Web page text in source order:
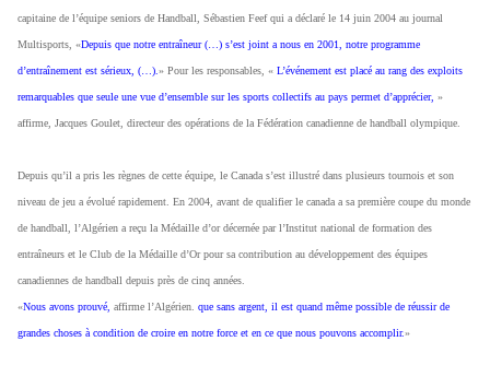
capitaine de l’équipe seniors de Handball, Sébastien Feef qui a déclaré le 14 juin 2004 au journal
Multisports, «Depuis que notre entraîneur (…) s’est joint a nous en 2001, notre programme
d’entraînement est sérieux, (…). » Pour les responsables, « L’événement est placé au rang des exploits
remarquables que seule une vue d’ensemble sur les sports collectifs au pays permet d’apprécier, »
affirme, Jacques Goulet, directeur des opérations de la Fédération canadienne de handball olympique.
Depuis qu’il a pris les règnes de cette équipe, le Canada s’est illustré dans plusieurs tournois et son
niveau de jeu a évolué rapidement. En 2004, avant de qualifier le canada a sa première coupe du monde
de handball, l’Algérien a reçu la Médaille d’or décernée par l’Institut national de formation des
entraîneurs et le Club de la Médaille d’Or pour sa contribution au développement des équipes
canadiennes de handball depuis près de cinq années.
«Nous avons prouvé, affirme l’Algérien. que sans argent, il est quand même possible de réussir de
grandes choses à condition de croire en notre force et en ce que nous pouvons accomplir.»